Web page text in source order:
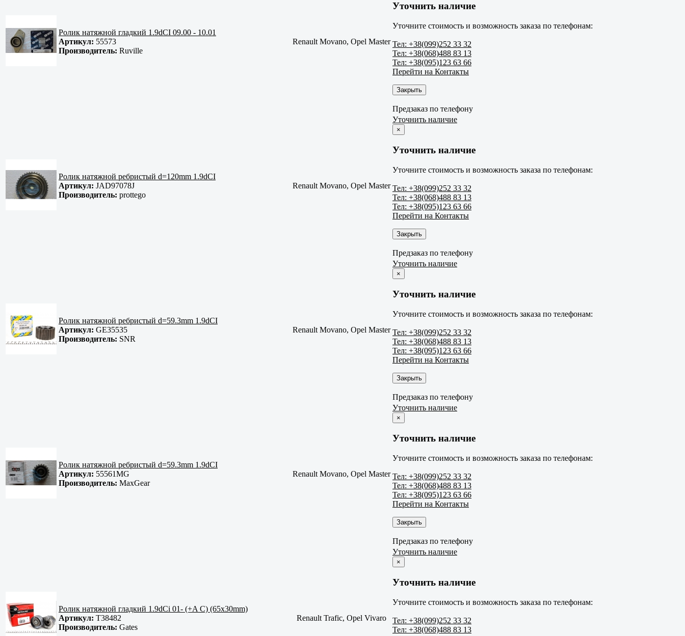
Ролик натяжной гладкий 1.9dCI 09.00 - 10.01
Артикул: 55573
Производитель: Ruville
Renault Movano, Opel Master
Уточнить наличие
Уточните стоимость и возможность заказа по телефонам:
Тел: +38(099)252 33 32
Тел: +38(068)488 83 13
Тел: +38(095)123 63 66
Перейти на Контакты
Закрыть
Предзаказ по телефону
Ролик натяжной ребристый d=120mm 1.9dCI
Артикул: JAD97078J
Производитель: prottego
Renault Movano, Opel Master
Уточнить наличие
×
Уточнить наличие
Уточните стоимость и возможность заказа по телефонам:
Тел: +38(099)252 33 32
Тел: +38(068)488 83 13
Тел: +38(095)123 63 66
Перейти на Контакты
Закрыть
Предзаказ по телефону
Ролик натяжной ребристый d=59.3mm 1.9dCI
Артикул: GE35535
Производитель: SNR
Renault Movano, Opel Master
Уточнить наличие
×
Уточнить наличие
Уточните стоимость и возможность заказа по телефонам:
Тел: +38(099)252 33 32
Тел: +38(068)488 83 13
Тел: +38(095)123 63 66
Перейти на Контакты
Закрыть
Предзаказ по телефону
Ролик натяжной ребристый d=59.3mm 1.9dCI
Артикул: 55561MG
Производитель: MaxGear
Renault Movano, Opel Master
Уточнить наличие
×
Уточнить наличие
Уточните стоимость и возможность заказа по телефонам:
Тел: +38(099)252 33 32
Тел: +38(068)488 83 13
Тел: +38(095)123 63 66
Перейти на Контакты
Закрыть
Предзаказ по телефону
Ролик натяжной гладкий 1.9dCi 01- (+A C) (65x30mm)
Артикул: T38482
Производитель: Gates
Renault Trafic, Opel Vivaro
Уточнить наличие
×
Уточнить наличие
Уточните стоимость и возможность заказа по телефонам:
Тел: +38(099)252 33 32
Тел: +38(068)488 83 13